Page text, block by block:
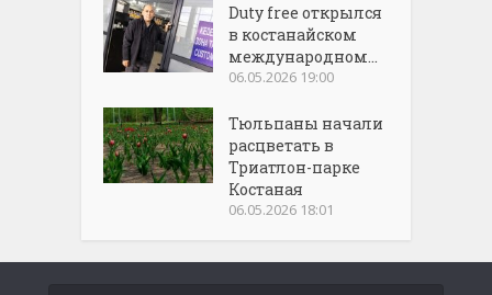
Duty free открылся
в костанайском
международном...
06.05.2026 19:00
Тюльпаны начали
расцветать в
Триатлон-парке
Костаная
06.05.2026 18:01